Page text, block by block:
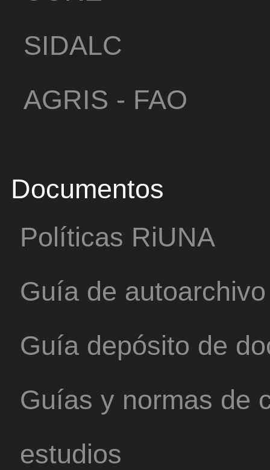
SIDALC
AGRIS - FAO
Documentos
Políticas RiUNA
Guía de autoarchivo
Guía depósito de
Guías y normas de
estudios